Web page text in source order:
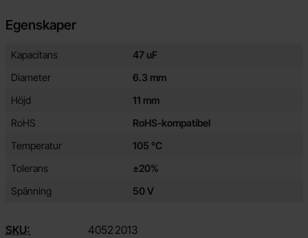
Egenskaper
Egenskaper/attribut för denna produkt
Attribut
Kapacitans
47 uF
Diameter
6.3 mm
Höjd
11 mm
RoHS
RoHS-kompatibel
Temperatur
105 °C
Tolerans
±20%
Spänning
50 V
SKU: 4052 2013